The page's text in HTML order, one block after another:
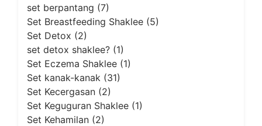
set berpantang (7)
Set Breastfeeding Shaklee (5)
Set Detox (2)
set detox shaklee? (1)
Set Eczema Shaklee (1)
Set kanak-kanak (31)
Set Kecergasan (2)
Set Keguguran Shaklee (1)
Set Kehamilan (2)